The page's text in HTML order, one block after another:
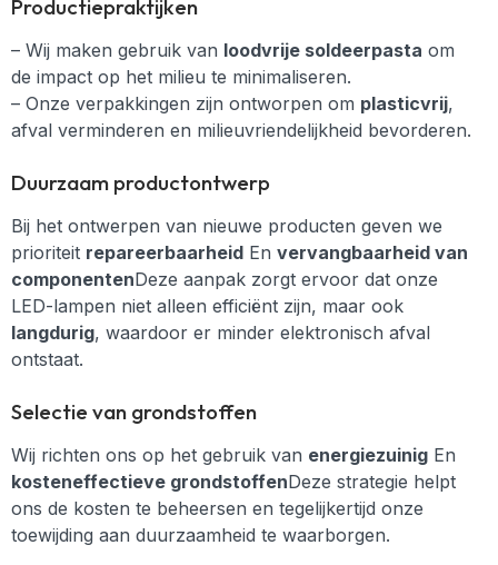
Productiepraktijken
– Wij maken gebruik van loodvrije soldeerpasta om
de impact op het milieu te minimaliseren.
– Onze verpakkingen zijn ontworpen om plasticvrij,
afval verminderen en milieuvriendelijkheid bevorderen.
Duurzaam productontwerp
Bij het ontwerpen van nieuwe producten geven we
prioriteit repareerbaarheid En vervangbaarheid van
componentenDeze aanpak zorgt ervoor dat onze
LED-lampen niet alleen efficiënt zijn, maar ook
langdurig, waardoor er minder elektronisch afval
ontstaat.
Selectie van grondstoffen
Wij richten ons op het gebruik van energiezuinig En
kosteneffectieve grondstoffenDeze strategie helpt
ons de kosten te beheersen en tegelijkertijd onze
toewijding aan duurzaamheid te waarborgen.